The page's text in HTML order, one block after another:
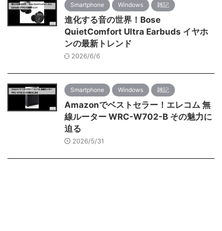
Smartphone Windows 雑記
進化する音の世界！Bose
QuietComfort Ultra Earbuds イヤホ
ンの最新トレンド
2026/6/6
Smartphone Windows 雑記
Amazonでベストセラー！エレコム 無
線ルーター WRC-W702-B その魅力に
迫る
2026/5/31